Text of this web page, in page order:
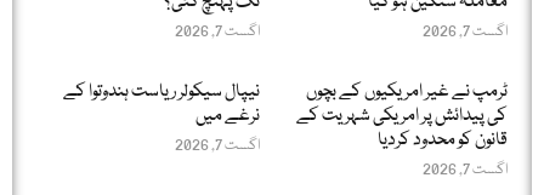
اگست 7, 2026 اگست 7, 2026
ٹرمپ نے غیر امریکیوں کے بچوں
کی پیدائش پر امریکی شہریت کے
قانون کو محدود کردیا
اگست 7, 2026
نیپال سیکولر ریاست ہندوتوا کے
نرغے میں
اگست 7, 2026